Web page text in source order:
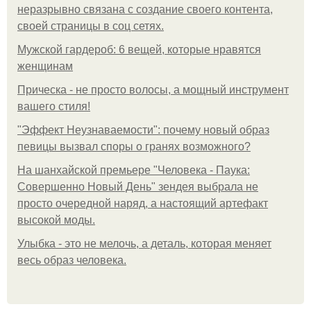
неразрывно связана с создание своего контента,
своей страницы в соц сетях.
Мужской гардероб: 6 вещей, которые нравятся
женщинам
Прическа - не просто волосы, а мощный инструмент
вашего стиля!
"Эффект Неузнаваемости": почему новый образ
певицы вызвал споры о гранях возможного?
На шанхайской премьере "Человека - Паука:
Совершенно Новый День" зендея выбрала не
просто очередной наряд, а настоящий артефакт
высокой моды.
Улыбка - это не мелочь, а деталь, которая меняет
весь образ человека.